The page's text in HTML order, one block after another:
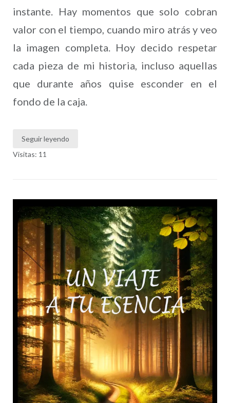
instante. Hay momentos que solo cobran
valor con el tiempo, cuando miro atrás y veo
la imagen completa. Hoy decido respetar
cada pieza de mi historia, incluso aquellas
que durante años quise esconder en el
fondo de la caja.
Seguir leyendo
Visitas: 11